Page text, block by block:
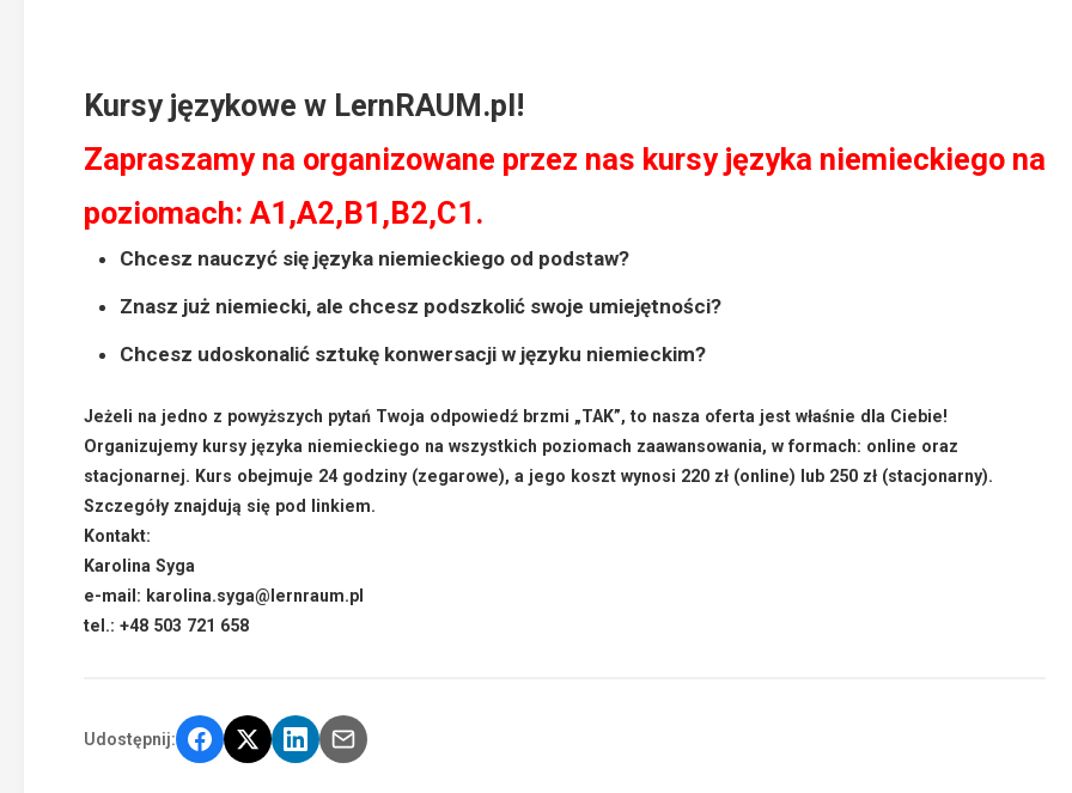
Kursy językowe w LernRAUM.pl!
Zapraszamy na organizowane przez nas kursy języka niemieckiego na
poziomach: A1,A2,B1,B2,C1.
Chcesz nauczyć się języka niemieckiego od podstaw?
Znasz już niemiecki, ale chcesz podszkolić swoje umiejętności?
Chcesz udoskonalić sztukę konwersacji w języku niemieckim?
Jeżeli na jedno z powyższych pytań Twoja odpowiedź brzmi „TAK”, to nasza oferta jest właśnie dla Ciebie!
Organizujemy kursy języka niemieckiego na wszystkich poziomach zaawansowania, w formach: online oraz
stacjonarnej. Kurs obejmuje 24 godziny (zegarowe), a jego koszt wynosi 220 zł (online) lub 250 zł (stacjonarny).
Szczegóły znajdują się pod
linkiem.
Kontakt:
Karolina Syga
e-mail: karolina.syga@lernraum.pl
tel.: +48 503 721 658
Udostępnij: